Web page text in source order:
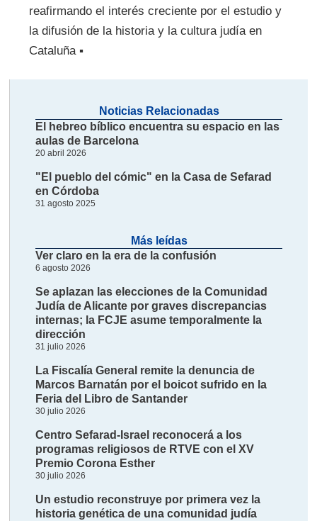
reafirmando el interés creciente por el estudio y
la difusión de la historia y la cultura judía en
Cataluña ▪
Noticias Relacionadas
El hebreo bíblico encuentra su espacio en las
aulas de Barcelona
20 abril 2026
"El pueblo del cómic" en la Casa de Sefarad
en Córdoba
31 agosto 2025
Más leídas
Ver claro en la era de la confusión
6 agosto 2026
Se aplazan las elecciones de la Comunidad
Judía de Alicante por graves discrepancias
internas; la FCJE asume temporalmente la
dirección
31 julio 2026
La Fiscalía General remite la denuncia de
Marcos Barnatán por el boicot sufrido en la
Feria del Libro de Santander
30 julio 2026
Centro Sefarad-Israel reconocerá a los
programas religiosos de RTVE con el XV
Premio Corona Esther
30 julio 2026
Un estudio reconstruye por primera vez la
historia genética de una comunidad judía